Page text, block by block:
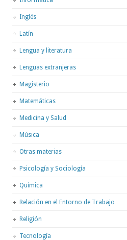
Inglés
Latín
Lengua y literatura
Lenguas extranjeras
Magisterio
Matemáticas
Medicina y Salud
Música
Otras materias
Psicología y Sociología
Química
Relación en el Entorno de Trabajo
Religión
Tecnología